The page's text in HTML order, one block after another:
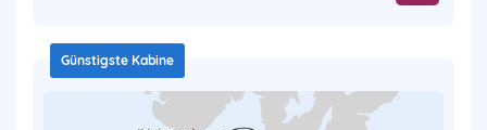
Günstigste Kabine